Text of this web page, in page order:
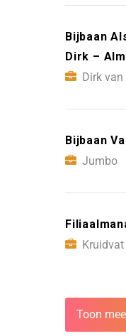
Bijbaan
Dirk –
Dirk van
Bijbaan
Jumbo
Kruidvat
Toon